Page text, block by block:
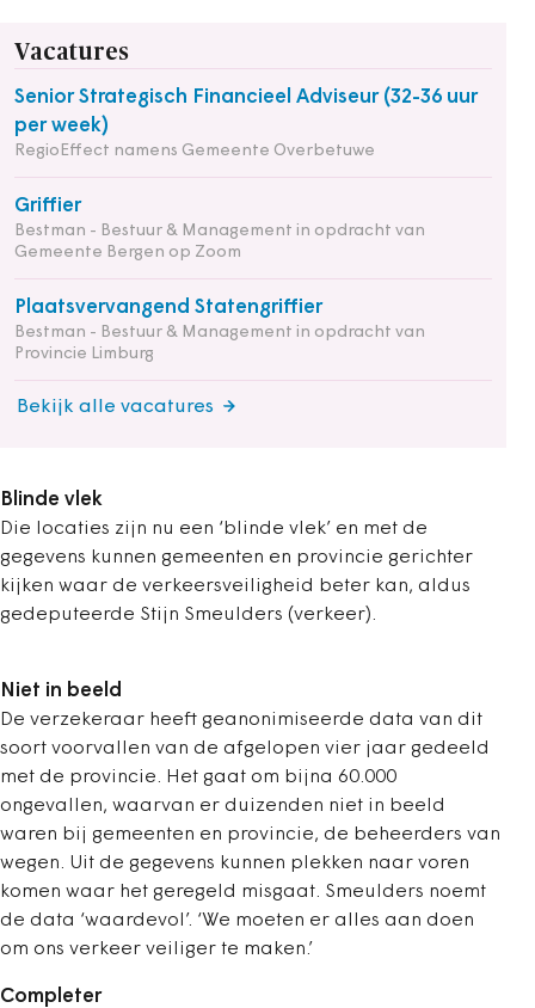
Vacatures
Senior Strategisch Financieel Adviseur (32-36 uur
per week)
RegioEffect namens Gemeente Overbetuwe
Griffier
Bestman - Bestuur & Management in opdracht van
Gemeente Bergen op Zoom
Plaatsvervangend Statengriffier
Bestman - Bestuur & Management in opdracht van
Provincie Limburg
Bekijk alle vacatures
Blinde vlek
Die locaties zijn nu een ‘blinde vlek’ en met de
gegevens kunnen gemeenten en provincie gerichter
kijken waar de verkeersveiligheid beter kan, aldus
gedeputeerde Stijn Smeulders (verkeer).
Niet in beeld
De verzekeraar heeft geanonimiseerde data van dit
soort voorvallen van de afgelopen vier jaar gedeeld
met de provincie. Het gaat om bijna 60.000
ongevallen, waarvan er duizenden niet in beeld
waren bij gemeenten en provincie, de beheerders van
wegen. Uit de gegevens kunnen plekken naar voren
komen waar het geregeld misgaat. Smeulders noemt
de data ‘waardevol’. ‘We moeten er alles aan doen
om ons verkeer veiliger te maken.’
Completer